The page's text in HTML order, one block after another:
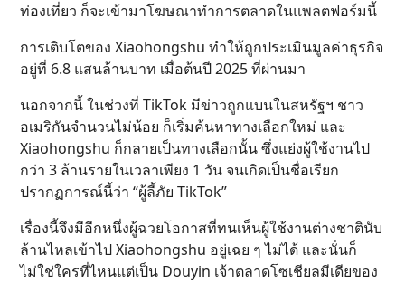
ท่องเที่ยว ก็จะเข้ามาโฆษณาทำการตลาดในแพลตฟอร์มนี้
การเติบโตของ Xiaohongshu ทำให้ถูกประเมินมูลค่าธุรกิจ
อยู่ที่ 6.8 แสนล้านบาท เมื่อต้นปี 2025 ที่ผ่านมา
นอกจากนี้ ในช่วงที่ TikTok มีข่าวถูกแบนในสหรัฐฯ ชาว
อเมริกันจำนวนไม่น้อย ก็เริ่มค้นหาทางเลือกใหม่ และ
Xiaohongshu ก็กลายเป็นทางเลือกนั้น ซึ่งแย่งผู้ใช้งานไป
กว่า 3 ล้านรายในเวลาเพียง 1 วัน จนเกิดเป็นชื่อเรียก
ปรากฏการณ์นี้ว่า “ผู้ลี้ภัย TikTok”
เรื่องนี้จึงมีอีกหนึ่งผู้ฉวยโอกาสที่ทนเห็นผู้ใช้งานต่างชาตินับ
ล้านไหลเข้าไป Xiaohongshu อยู่เฉย ๆ ไม่ได้ และนั่นก็
ไม่ใช่ใครที่ไหนแต่เป็น Douyin เจ้าตลาดโซเชียลมีเดียของ